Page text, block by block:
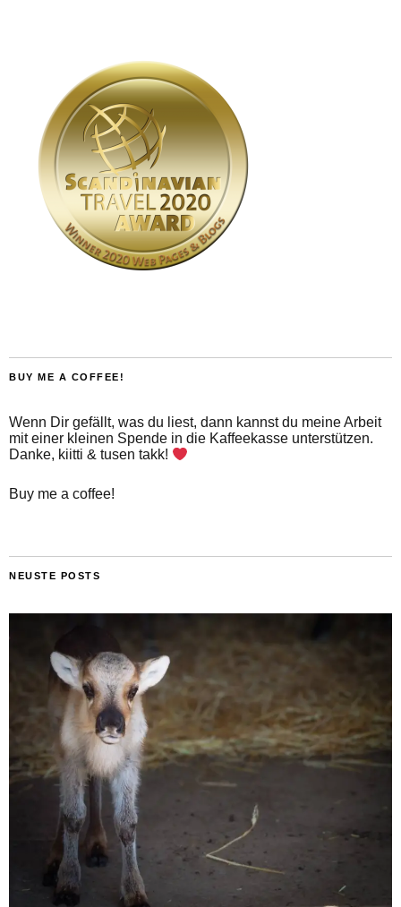
BUY ME A COFFEE!
Wenn Dir gefällt, was du liest, dann kannst du meine Arbeit
mit einer kleinen Spende in die Kaffeekasse unterstützen.
Danke, kiitti & tusen takk!
Buy me a coffee!
NEUSTE POSTS